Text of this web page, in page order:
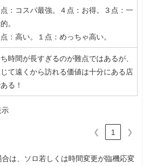
点：コスパ最強。４点：お得。３点：一
。
点：高い。１点：めっちゃ高い。
時間が長すぎるのが難点ではあるが、
て遠くから訪れる価値は十分にある店
る！
示
❮ 1 ❯
は、ソロ若しくは時間変更が臨機応変